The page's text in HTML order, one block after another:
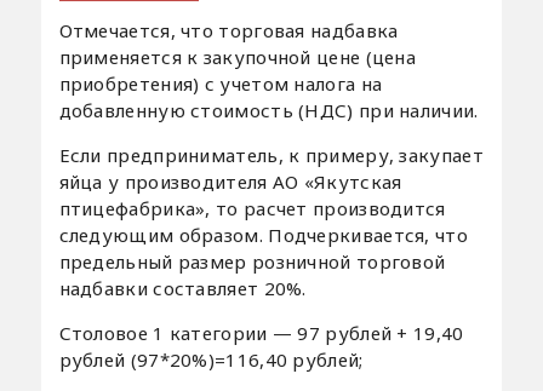
Отмечается, что торговая надбавка
применяется к закупочной цене (цена
приобретения) с учетом налога на
добавленную стоимость (НДС) при наличии.
Если предприниматель, к примеру, закупает
яйца у производителя АО «Якутская
птицефабрика», то расчет производится
следующим образом. Подчеркивается, что
предельный размер розничной торговой
надбавки составляет 20%.
Столовое 1 категории — 97 рублей + 19,40
рублей (97*20%)=116,40 рублей;